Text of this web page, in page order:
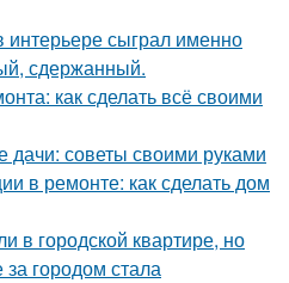
сыграл именно
сдержанный.
как сделать всё своими
дачи: советы своими руками
в ремонте: как сделать дом
в городской квартире, но
городом стала